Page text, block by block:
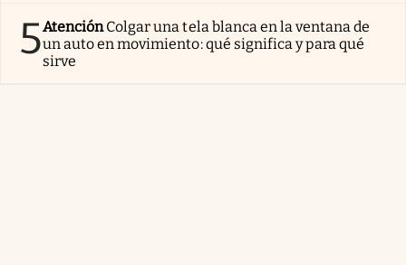
5AtenciónColgar una tela blanca en la ventana de
un auto en movimiento: qué significa y para qué
sirve